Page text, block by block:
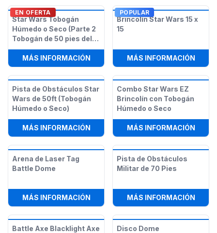
EN OFERTA
Star Wars Tobogán
Húmedo o Seco (Parte 2
Tobogán de 50 pies del
Curso de Obstáculos
Star Wars)
MÁS INFORMACIÓN: STAR WARS TOBOGÁN HÚMEDO
POPULAR
Brincolín Star Wars 15 x
15
MÁS INFORMACIÓN:
Pista de Obstáculos Star
Wars de 50ft (Tobogán
Húmedo o Seco)
MÁS INFORMACIÓN: PISTA DE OBSTÁCULOS STAR
Combo Star Wars EZ
Brincolín con Tobogán
Húmedo o Seco
MÁS INFORMACIÓN:
Arena de Laser Tag
Battle Dome
MÁS INFORMACIÓN: ARENA DE LASER TAG BATTLE
Pista de Obstáculos
Militar de 70 Pies
MÁS INFORMACIÓN:
Battle Axe Blacklight Axe
Disco Dome